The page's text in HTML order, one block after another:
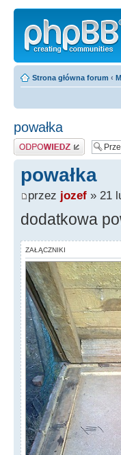
Strona główna forum ‹
powałka
Odpowiedz
powałka
przez jozef » 21
dodatkowa
ZAŁĄCZNIKI